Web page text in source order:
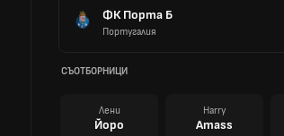
ФК Порта Б
Португалия
СЪОТБОРНИЦИ
Лени
Йоро
Harry
Amass